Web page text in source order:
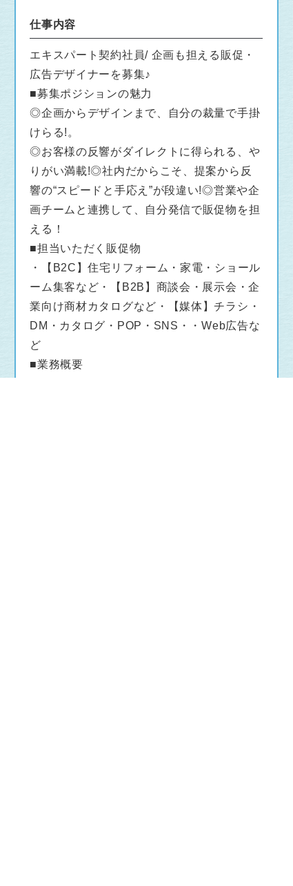
仕事内容
エキスパート契約社員/ 企画も担える販促・
広告デザイナーを募集♪
■募集ポジションの魅力
◎企画からデザインまで、自分の裁量で手掛
けらる!。
◎お客様の反響がダイレクトに得られる、や
りがい満載!◎社内だからこそ、提案から反
響の“スピードと手応え”が段違い!◎営業や企
画チームと連携して、自分発信で販促物を担
える！
■担当いただく販促物
・【B2C】住宅リフォーム・家電・ショール
ーム集客など・【B2B】商談会・展示会・企
業向け商材カタログなど・【媒体】チラシ・
DM・カタログ・POP・SNS・・Web広告な
ど
■業務概要